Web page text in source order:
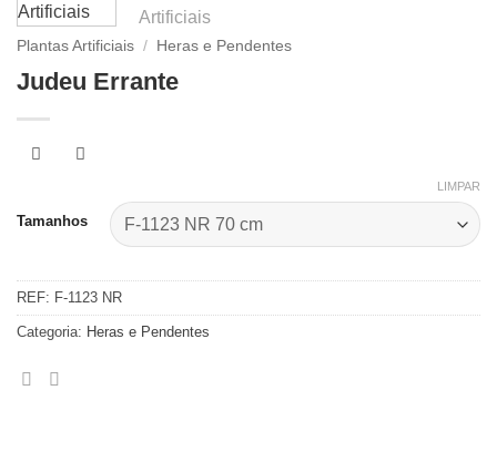
Plantas Artificiais / Heras e Pendentes
Judeu Errante
Tamanhos
LIMPAR
REF: F-1123 NR
Categoria: Heras e Pendentes